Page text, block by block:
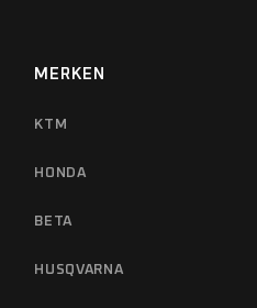
MERKEN
KTM
HONDA
BETA
HUSQVARNA